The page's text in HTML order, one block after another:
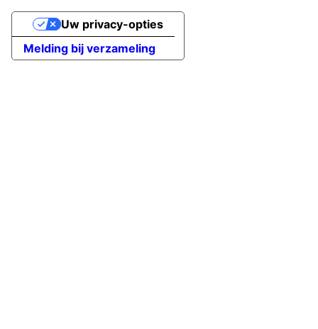
Melding bij verzameling
Uw privacy-opties